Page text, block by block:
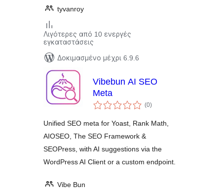
tyvanroy
Λιγότερες από 10 ενεργές
εγκαταστάσεις
Δοκιμασμένο μέχρι 6.9.6
Vibebun AI SEO
Meta
(0αξιολογήσεις
σύνολο
)
Unified SEO meta for Yoast, Rank Math,
AIOSEO, The SEO Framework &
SEOPress, with AI suggestions via the
WordPress AI Client or a custom endpoint.
Vibe Bun